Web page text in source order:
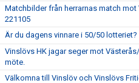
Matchbilder från herrarnas match
221105
Är du dagens vinnare i 50/50 lotteriet?
Vinslövs HK jagar seger mot
möte.
Välkomna till Vinslöv och Vinslövs